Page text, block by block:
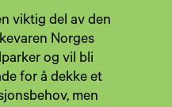
viktig del av den
Norges
og vil bli
for å dekke et
men